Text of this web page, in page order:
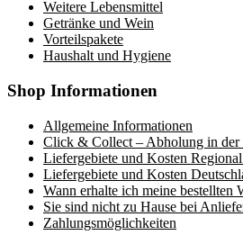
Weitere Lebensmittel
Getränke und Wein
Vorteilspakete
Haushalt und Hygiene
Shop Informationen
Allgemeine Informationen
Click & Collect – Abholung in
Liefergebiete und Kosten
Liefergebiete und Kosten
Wann erhalte ich meine bestellten
Sie sind nicht zu Hause bei
Zahlungsmöglichkeiten